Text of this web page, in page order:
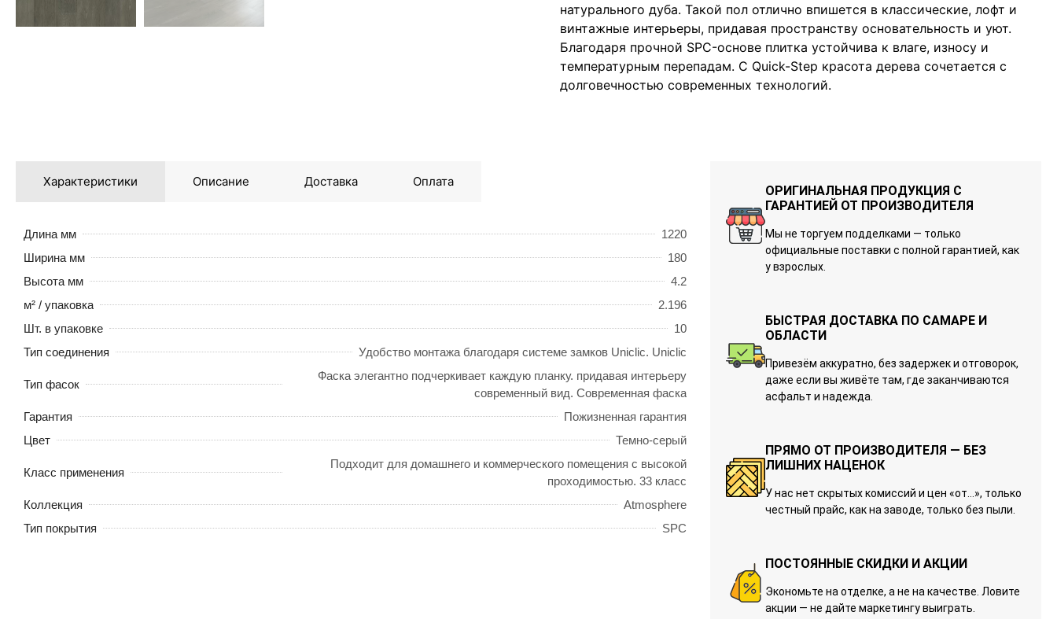
натурального дуба. Такой пол отлично впишется в классические, лофт и
винтажные интерьеры, придавая пространству основательность и уют.
Благодаря прочной SPC-основе плитка устойчива к влаге, износу и
температурным перепадам. С Quick-Step красота дерева сочетается с
долговечностью современных технологий.
Характеристики Описание Доставка Оплата
Длина мм
1220
Ширина мм
180
Высота мм
4.2
м² / упаковка
2.196
Шт. в упаковке
10
Тип соединения
Удобство монтажа благодаря системе замков Uniclic. Uniclic
Тип фасок
Фаска элегантно подчеркивает каждую планку. придавая интерьеру
современный вид. Современная фаска
Гарантия
Пожизненная гарантия
Цвет
Темно-серый
Класс применения
Подходит для домашнего и коммерческого помещения с высокой
проходимостью. 33 класс
Коллекция
Atmosphere
Тип покрытия
SPC
ОРИГИНАЛЬНАЯ ПРОДУКЦИЯ С
ГАРАНТИЕЙ ОТ ПРОИЗВОДИТЕЛЯ
Мы не торгуем подделками — только
официальные поставки с полной гарантией, как
у взрослых.
БЫСТРАЯ ДОСТАВКА ПО САМАРЕ И
ОБЛАСТИ
Привезём аккуратно, без задержек и отговорок,
даже если вы живёте там, где заканчиваются
асфальт и надежда.
ПРЯМО ОТ ПРОИЗВОДИТЕЛЯ — БЕЗ
ЛИШНИХ НАЦЕНОК
У нас нет скрытых комиссий и цен «от…», только
честный прайс, как на заводе, только без пыли.
ПОСТОЯННЫЕ СКИДКИ И АКЦИИ
Экономьте на отделке, а не на качестве. Ловите
акции — не дайте маркетингу выиграть.